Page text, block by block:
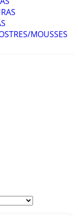
MOUSSES